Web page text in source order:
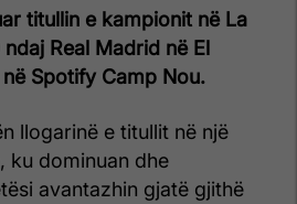
titullin e kampionit në La
Real Madrid në El
Spotify Camp Nou.
llogarinë e titullit në një
ku dominuan dhe
avantazhin gjatë gjithë